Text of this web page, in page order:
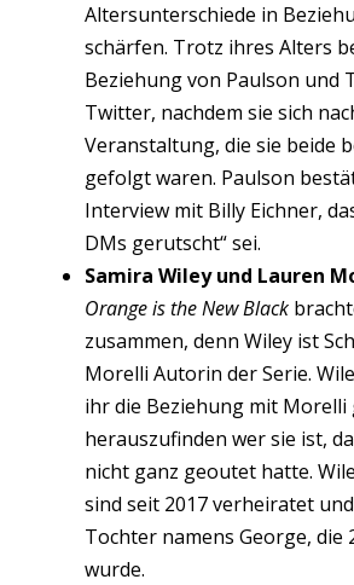
Altersunterschiede in
schärfen. Trotz ihres Alters
Beziehung von Paulson und
Twitter, nachdem sie sich
Veranstaltung, die sie beide
gefolgt waren. Paulson
Interview mit Billy Eichner,
DMs gerutscht“ sei.
Samira Wiley und Lauren
Orange is the New Black
zusammen, denn Wiley ist
Morelli Autorin der Serie.
ihr die Beziehung mit Morelli
herauszufinden wer sie ist,
nicht ganz geoutet hatte.
sind seit 2017 verheiratet
Tochter namens George, die
wurde.